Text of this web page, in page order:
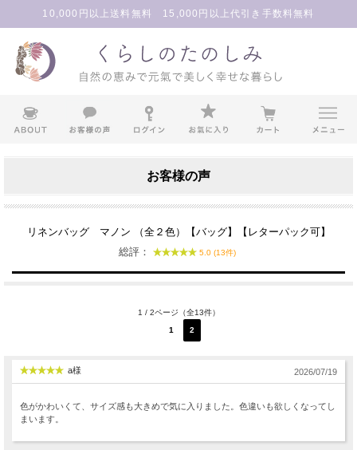
10,000円以上送料無料 15,000円以上代引き手数料無料
お客様の声
リネンバッグ マノン （全２色）【バッグ】【レターパック可】
総評：
5.0 (13件)
1 / 2ページ（全13件）
1
2
a様 2026/07/19
色がかわいくて、サイズ感も大きめで気に入りました。色違いも欲しくなってし
まいます。